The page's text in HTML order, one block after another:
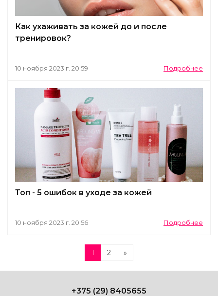
Как ухаживать за кожей до и после
тренировок?
10 ноября 2023 г. 20:59 Подробнее
Топ - 5 ошибок в уходе за кожей
10 ноября 2023 г. 20:56 Подробнее
1 2 »
+375 (29) 8405655